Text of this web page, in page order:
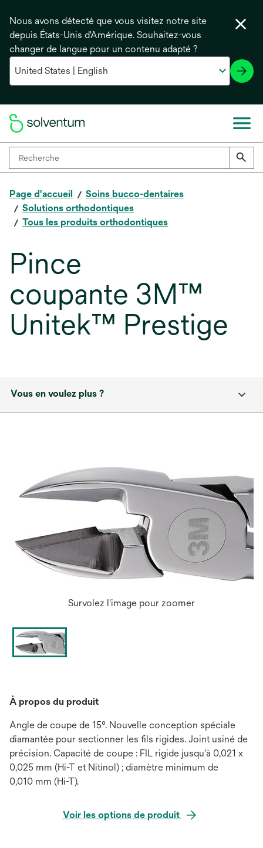
Nous avons détecté que vous visitez notre site
depuis États-Unis d'Amérique. Souhaitez-vous
changer de langue pour un contenu adapté ?
Page d'accueil
Soins bucco-dentaires
Solutions orthodontiques
Tous les produits orthodontiques
Pince
coupante 3M™
Unitek™ Prestige
Vous en voulez plus ?
Survolez l'image pour zoomer
À propos du produit
Angle de coupe de 15°. Nouvelle conception spéciale
diamantée pour sectionner les fils rigides. Joint usiné de
précision. Capacité de coupe : FIL rigide jusqu'à 0,021 x
0,025 mm (Hi-T et Nitinol) ; diamètre minimum de
0,010 mm (Hi-T).
Voir les options de produit